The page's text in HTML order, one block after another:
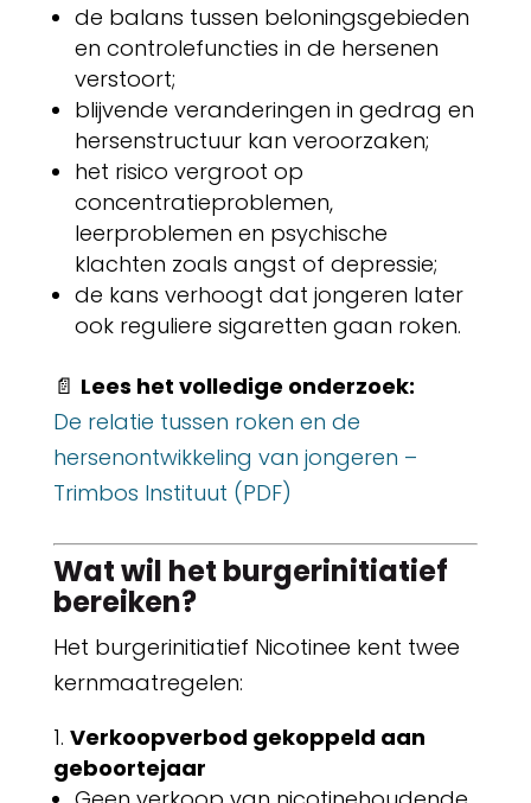
de balans tussen beloningsgebieden
en controlefuncties in de hersenen
verstoort;
blijvende veranderingen in gedrag en
hersenstructuur kan veroorzaken;
het risico vergroot op
concentratieproblemen,
leerproblemen en psychische
klachten zoals angst of depressie;
de kans verhoogt dat jongeren later
ook reguliere sigaretten gaan roken.
📄 Lees het volledige onderzoek:
De relatie tussen roken en de
hersenontwikkeling van jongeren –
Trimbos Instituut (PDF)
Wat wil het burgerinitiatief
bereiken?
Het burgerinitiatief Nicotinee kent twee
kernmaatregelen:
Verkoopverbod gekoppeld aan
geboortejaar